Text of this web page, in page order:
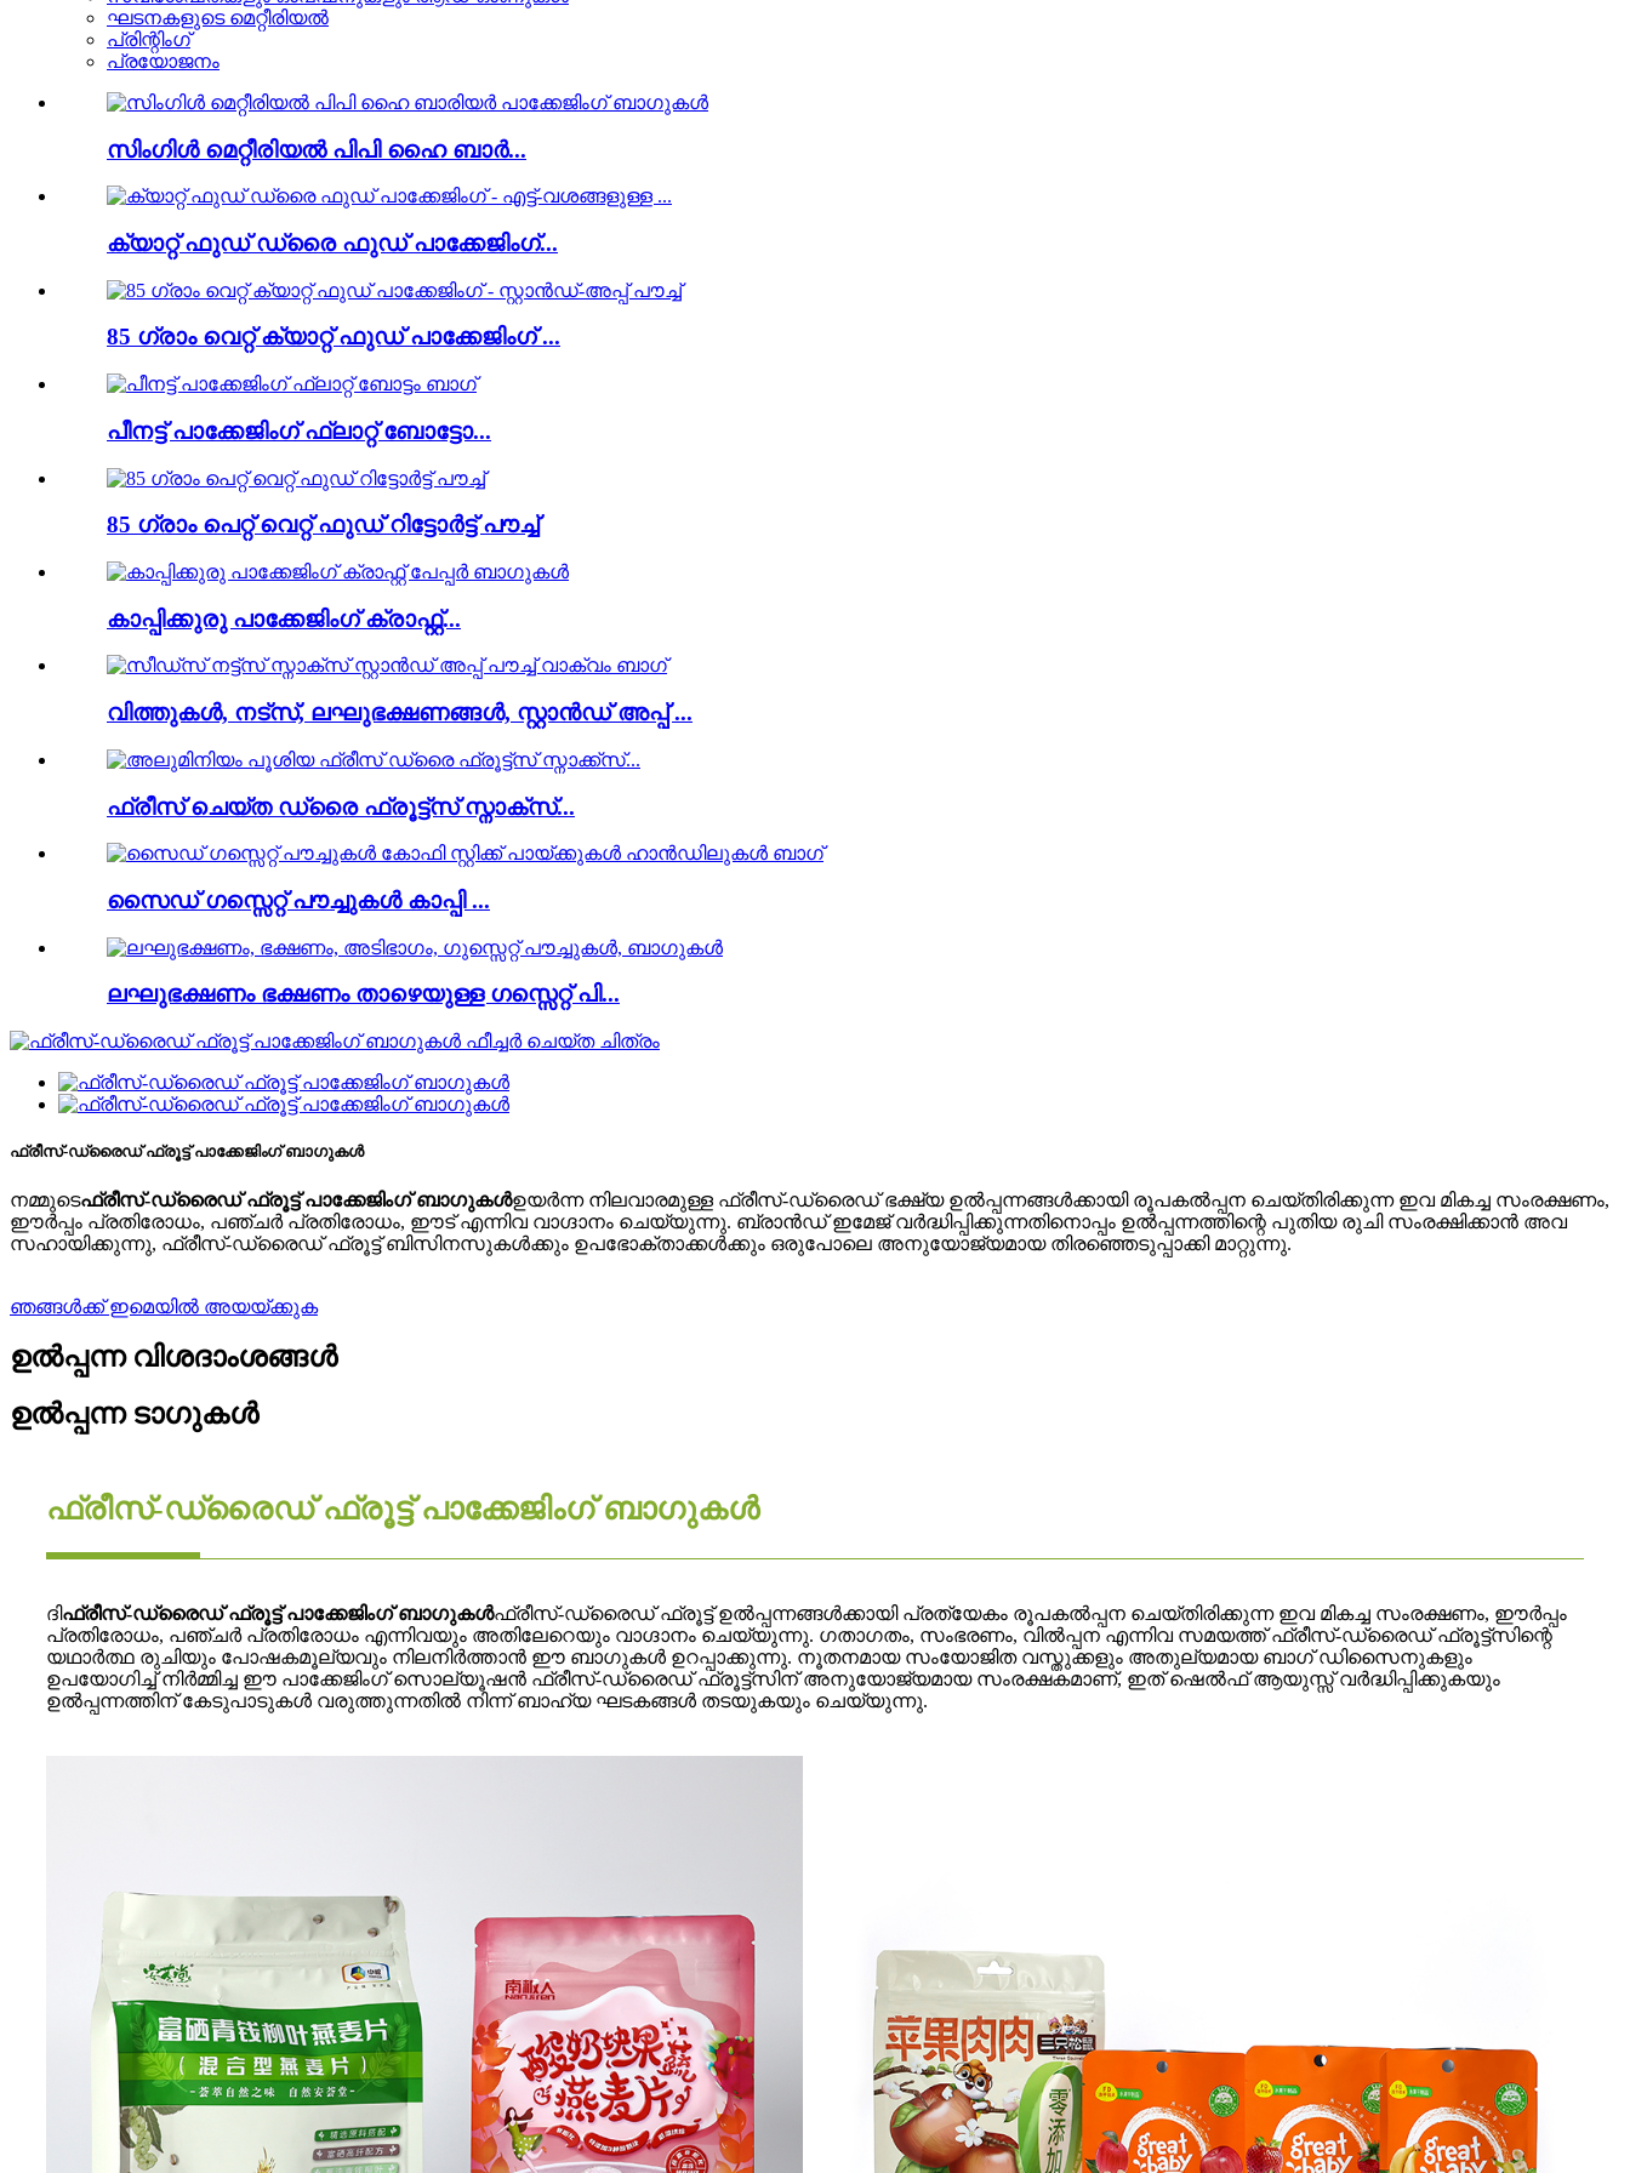
ഘടനകളുടെ മെറ്റീരിയൽ
പ്രിന്റിംഗ്
പ്രയോജനം
സിംഗിൾ മെറ്റീരിയൽ പിപി ഹൈ ബാർ...
ക്യാറ്റ് ഫുഡ് ഡ്രൈ ഫുഡ് പാക്കേജിംഗ്...
85 ഗ്രാം വെറ്റ് ക്യാറ്റ് ഫുഡ് പാക്കേജിംഗ് ...
പീനട്ട് പാക്കേജിംഗ് ഫ്ലാറ്റ് ബോട്ടോ...
85 ഗ്രാം പെറ്റ് വെറ്റ് ഫുഡ് റിട്ടോർട്ട് പൗച്ച്
കാപ്പിക്കുരു പാക്കേജിംഗ് ക്രാഫ്റ്റ്...
വിത്തുകൾ, നട്സ്, ലഘുഭക്ഷണങ്ങൾ, സ്റ്റാൻഡ് അപ്പ് ...
ഫ്രീസ് ചെയ്ത ഡ്രൈ ഫ്രൂട്ട്സ് സ്നാക്സ്...
സൈഡ് ഗസ്സെറ്റ് പൗച്ചുകൾ കാപ്പി ...
ലഘുഭക്ഷണം ഭക്ഷണം താഴെയുള്ള ഗസ്സെറ്റ് പി...
ഫ്രീസ്-ഡ്രൈഡ് ഫ്രൂട്ട് പാക്കേജിംഗ് ബാഗുകൾ
നമ്മുടെഫ്രീസ്-ഡ്രൈഡ് ഫ്രൂട്ട് പാക്കേജിംഗ് ബാഗുകൾഉയർന്ന നിലവാരമുള്ള ഫ്രീസ്-ഡ്രൈഡ് ഭക്ഷ്യ ഉൽപ്പന്നങ്ങൾക്കായി രൂപകൽപ്പന ചെയ്‌തിരിക്കുന്ന ഇവ മികച്ച സംരക്ഷണം,
ഈർപ്പം പ്രതിരോധം, പഞ്ചർ പ്രതിരോധം, ഈട് എന്നിവ വാഗ്ദാനം ചെയ്യുന്നു. ബ്രാൻഡ് ഇമേജ് വർദ്ധിപ്പിക്കുന്നതിനൊപ്പം ഉൽപ്പന്നത്തിന്റെ പുതിയ രുചി സംരക്ഷിക്കാൻ അവ
സഹായിക്കുന്നു, ഫ്രീസ്-ഡ്രൈഡ് ഫ്രൂട്ട് ബിസിനസുകൾക്കും ഉപഭോക്താക്കൾക്കും ഒരുപോലെ അനുയോജ്യമായ തിരഞ്ഞെടുപ്പാക്കി മാറ്റുന്നു.
ഞങ്ങൾക്ക് ഇമെയിൽ അയയ്ക്കുക
ഉൽപ്പന്ന വിശദാംശങ്ങൾ
ഉൽപ്പന്ന ടാഗുകൾ
ഫ്രീസ്-ഡ്രൈഡ് ഫ്രൂട്ട് പാക്കേജിംഗ് ബാഗുകൾ
ദിഫ്രീസ്-ഡ്രൈഡ് ഫ്രൂട്ട് പാക്കേജിംഗ് ബാഗുകൾഫ്രീസ്-ഡ്രൈഡ് ഫ്രൂട്ട് ഉൽപ്പന്നങ്ങൾക്കായി പ്രത്യേകം രൂപകൽപ്പന ചെയ്‌തിരിക്കുന്ന ഇവ മികച്ച സംരക്ഷണം, ഈർപ്പം
പ്രതിരോധം, പഞ്ചർ പ്രതിരോധം എന്നിവയും അതിലേറെയും വാഗ്ദാനം ചെയ്യുന്നു. ഗതാഗതം, സംഭരണം, വിൽപ്പന എന്നിവ സമയത്ത് ഫ്രീസ്-ഡ്രൈഡ് ഫ്രൂട്ട്‌സിന്റെ
യഥാർത്ഥ രുചിയും പോഷകമൂല്യവും നിലനിർത്താൻ ഈ ബാഗുകൾ ഉറപ്പാക്കുന്നു. നൂതനമായ സംയോജിത വസ്തുക്കളും അതുല്യമായ ബാഗ് ഡിസൈനുകളും
ഉപയോഗിച്ച് നിർമ്മിച്ച ഈ പാക്കേജിംഗ് സൊല്യൂഷൻ ഫ്രീസ്-ഡ്രൈഡ് ഫ്രൂട്ട്‌സിന് അനുയോജ്യമായ സംരക്ഷകമാണ്, ഇത് ഷെൽഫ് ആയുസ്സ് വർദ്ധിപ്പിക്കുകയും
ഉൽപ്പന്നത്തിന് കേടുപാടുകൾ വരുത്തുന്നതിൽ നിന്ന് ബാഹ്യ ഘടകങ്ങൾ തടയുകയും ചെയ്യുന്നു.